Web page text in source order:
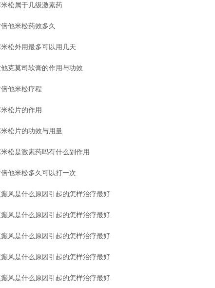
松属于几级激素药
他米松药效多久
松外用最多可以用几天
他克莫司软膏的作用与功效
他米松疗程
松片的作用
松片的功效与用量
松是激素药吗有什么副作用
他米松多久可以打一次
癫风是什么原因引起的怎样治疗最好
癫风是什么原因引起的怎样治疗最好
癫风是什么原因引起的怎样治疗最好
癫风是什么原因引起的怎样治疗最好
癫风是什么原因引起的怎样治疗最好